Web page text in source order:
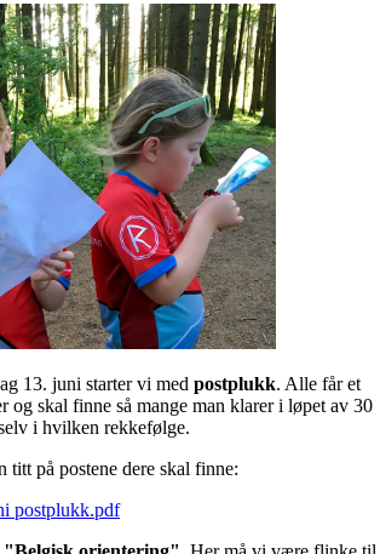
13. juni starter vi med postplukk. Alle får et
og skal finne så mange man klarer i løpet av 30
i hvilken rekkefølge.
titt på postene dere skal finne:
postplukk.pdf